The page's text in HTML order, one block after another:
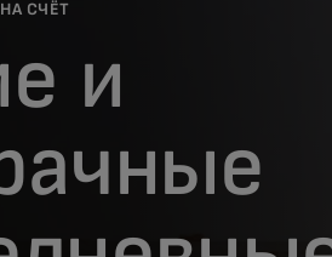
СЧЁТ
и